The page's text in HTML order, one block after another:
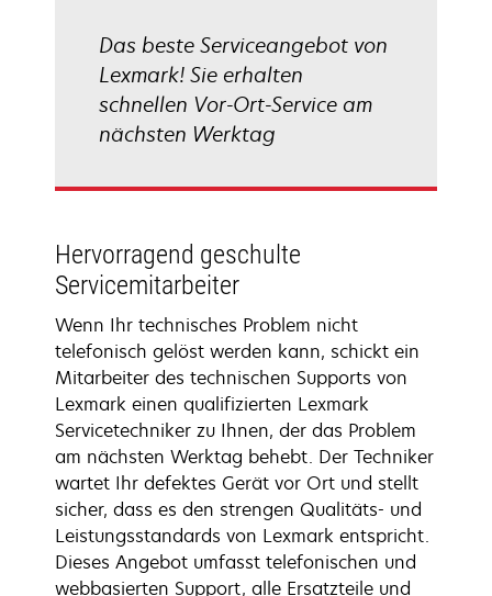
Das beste Serviceangebot von
Lexmark! Sie erhalten
schnellen Vor-Ort-Service am
nächsten Werktag
Hervorragend geschulte
Servicemitarbeiter
Wenn Ihr technisches Problem nicht
telefonisch gelöst werden kann, schickt ein
Mitarbeiter des technischen Supports von
Lexmark einen qualifizierten Lexmark
Servicetechniker zu Ihnen, der das Problem
am nächsten Werktag behebt. Der Techniker
wartet Ihr defektes Gerät vor Ort und stellt
sicher, dass es den strengen Qualitäts- und
Leistungsstandards von Lexmark entspricht.
Dieses Angebot umfasst telefonischen und
webbasierten Support, alle Ersatzteile und